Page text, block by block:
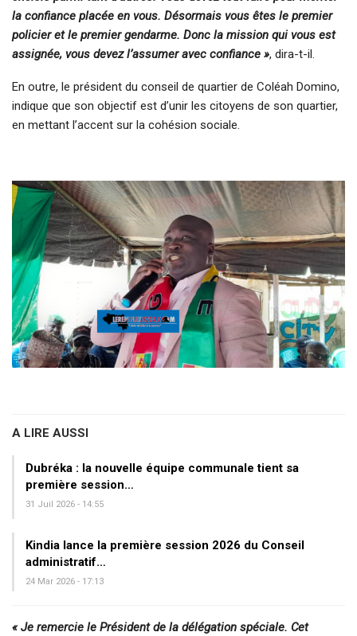
la confiance placée en vous. Désormais vous êtes le premier
policier et le premier gendarme. Donc la mission qui vous est
assignée, vous devez l’assumer avec confiance », dira-t-il.
En outre, le président du conseil de quartier de Coléah Domino,
indique que son objectif est d’unir les citoyens de son quartier,
en mettant l’accent sur la cohésion sociale.
A LIRE AUSSI
Dubréka : la nouvelle équipe communale tient sa
première session…
31 Juil 2026 - 14:55
Kindia lance la première session 2026 du Conseil
administratif…
24 Mar 2026 - 17:13
« Je remercie le Président de la délégation spéciale. Cet